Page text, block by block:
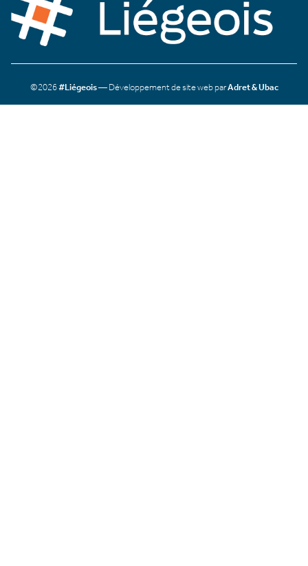
©2026#Liégeois— Développement de site web parAdret & Ubac